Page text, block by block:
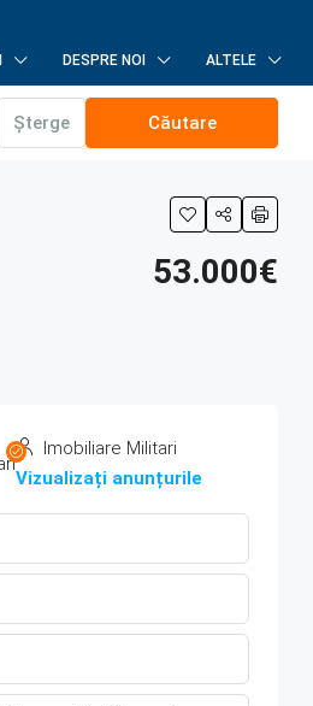
DESPRE NOI ALTELE
Șterge Căutare
53.000€
Imobiliare Militari
Vizualizați anunțurile